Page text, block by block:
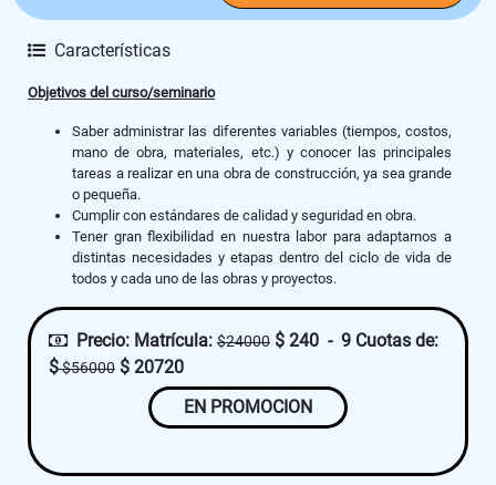
Características
Objetivos del curso/seminario
Saber administrar las diferentes variables (tiempos, costos,
mano de obra, materiales, etc.) y conocer las principales
tareas a realizar en una obra de construcción, ya sea grande
o pequeña.
Cumplir con estándares de calidad y seguridad en obra.
Tener gran flexibilidad en nuestra labor para adaptarnos a
distintas necesidades y etapas dentro del ciclo de vida de
todos y cada uno de las obras y proyectos.
Precio: Matrícula: $24000 $ 240 - 9 Cuotas de:
$$56000 $ 20720
EN PROMOCION